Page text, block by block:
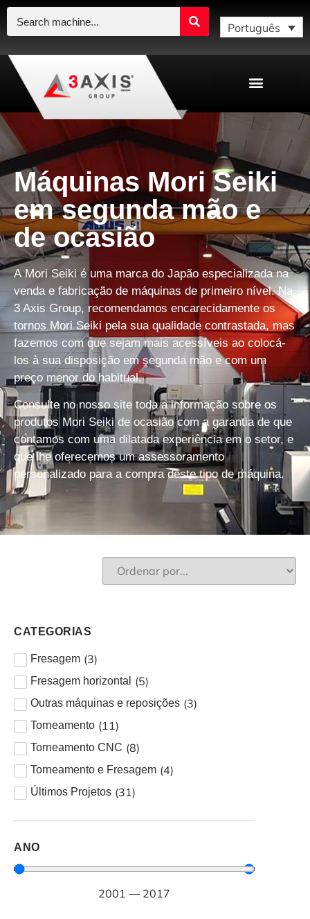
Português
Máquinas Mori Seiki
em segunda mão e
de ocasião
AMori Seiki é uma marca do Japão especializada na
venda e fabricação de máquinas de primeiro nível. Na
3 Axis Group, recomendamos encarecidamente os
tornos Mori Seiki pela sua qualidade contrastada, mas
fazemos com que sejam mais acessíveis ao colocá-
los à sua disposição em segunda mão e com um
preço menor do habitual.
Consulte no nosso site toda ainformação sobre os
produtos Mori Seiki de ocasiãocom a garantia de que
contamos com uma dilatada experiência em o setor, e
que lhe oferecemos umassessoramento
personalizado para a compra deste tipo de máquina.
CATEGORIAS
Fresagem (3)
Fresagem horizontal (5)
Outras máquinas e reposições (3)
Torneamento (11)
Torneamento CNC (8)
Torneamento e Fresagem (4)
Últimos Projetos (31)
ANO
2001 — 2017